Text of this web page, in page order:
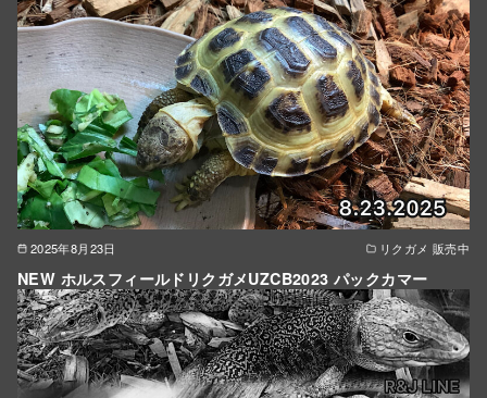
2025年8月23日 リクガメ 販売中
NEW ホルスフィールドリクガメUZCB2023 パックカマー